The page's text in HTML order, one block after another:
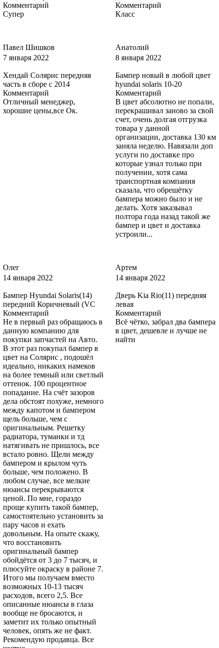
7VT, 7VTA, 7VTAWWA - FR0ZEN WHITE, BLANC GLACIER,
FROST WEISS (СОЛИД)
7VT, 7VTA, 7VTAWWA - FR0ZEN WHITE, BLANC GLACIER,
FROST WEISS (СОЛИД)
7VT, 7VTA, 7VTAWWA - FR0ZEN WHITE, BLANC GLACIER,
7VT, 7VTA, 7VTAWWA - FR0ZEN WHITE, BLANC GLACIER,
4CVE, 4CVEWWA - AQUARIUS
4CVE, 4CVEWWA - AQUARIUS
4CVE, 4CVEWWA - AQUARIUS
4SVE - DEEP ROSSO RED
4SVE - DEEP ROSSO RED
4SVE - DEEP ROSSO RED
4SVE - DEEP ROSSO RED
5DVE, 5DVEWWA - JEANS, JEANS BLUE
5DVE, 5DVEWWA - JEANS, JEANS BLUE
Комментарий
Супер
Комментарий
Класс
Павел Шишков
7 января 2022
Хендай Солярис передняя
часть в сборе с 2014
Комментарий
Отличный менеджер,
хорошие цены,все Ок.
Анатолий
8 января 2022
Бампер новый в любой цвет
hyundai solaris 10-20
Комментарий
В цвет абсолютно не попали,
перекрашивал заново за свой
счет, очень долгая отгрузка
товара у данной
организации, доставка 130 км
заняла неделю. Навязали доп
услуги по доставке про
которые узнал только при
получении, хотя сама
транспортная компания
сказала, что обрешётку
бампера можно было и не
делать. Хотя заказывал
полтора года назад такой же
бампер и цвет и доставка
устроили...
Олег
14 января 2022
Бампер Hyundai Solaris(14)
передний Коричневый (VC
Комментарий
Не в первый раз обращаюсь в
данную компанию для
покупки запчастей на Авто.
В этот раз покупал бампер в
цвет на Солярис , подошёл
идеально, никаких намеков
на более темный или светлый
оттенок. 100 процентное
попадание. На счёт зазоров
дела обстоят похуже, немного
между капотом и бампером
щель больше, чем с
оригинальным. Решетку
радиатора, туманки и тд
натягивать не пришлось, все
встало ровно. Щели между
бампером и крылом чуть
больше, чем положено. В
любом случае, все мелкие
нюансы перекрываются
ценой. По мне, гораздо
проще купить такой бампер,
самостоятельно установить за
пару часов и ехать
довольным. На опыте скажу,
что восстановить
оригинальный бампер
обойдётся от 3 до 7 тысяч, и
плюсуйте окраску в районе 7.
Итого мы получаем вместо
возможных 10-13 тысяч
расходов, всего 2,5. Все
описанные нюансы в глаза
вообще не бросаются, и
заметит их только опытный
человек, опять же не факт.
Рекомендую продавца. Все
Артем
14 января 2022
Дверь Kia Rio(11) передняя
левая
Комментарий
Всё чётко, забрал два бампера
в цвет, дешевле и лучше не
найти